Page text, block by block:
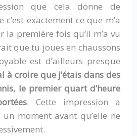
que cela donne de
exactement ce que m’a
première fois qu’il m’a vu
que tu joues en chaussons
est d’ailleurs presque
à croire que j’étais dans des
le premier quart d’heure
. Cette impression a
un moment avant qu’elle ne